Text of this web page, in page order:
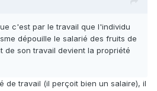
c'est par le travail que l'individu
dépouille le salarié des fruits de
de son travail devient la propriété
de travail (il perçoit bien un salaire), il